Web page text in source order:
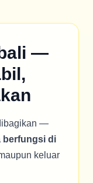
—
—
berfungsi di
keluar